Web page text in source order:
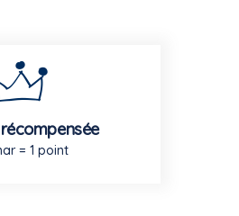
= 1 point